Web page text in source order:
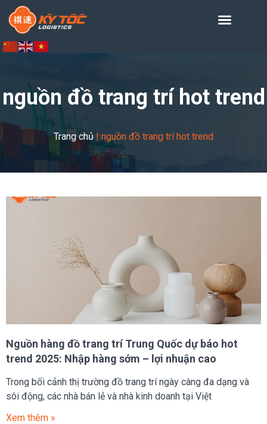
nguồn đồ trang trí hot trend
Trang chủ|nguồn đồ trang trí hot trend
Nguồn hàng đồ trang trí Trung Quốc dự báo hot
trend 2025: Nhập hàng sớm – lợi nhuận cao
Trong bối cảnh thị trường đồ trang trí ngày càng đa dạng và
sôi động, các nhà bán lẻ và nhà kinh doanh tại Việt
Xem thêm »